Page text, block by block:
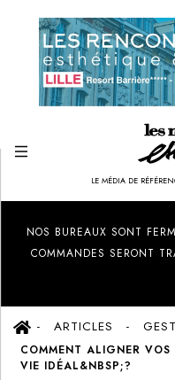
LE MÉDIA DE
NOS BUREAUX SONT
COMMANDES SERONT
ARTICLES
COMMENT ALIGNER
VIE IDÉAL&NBSP;?